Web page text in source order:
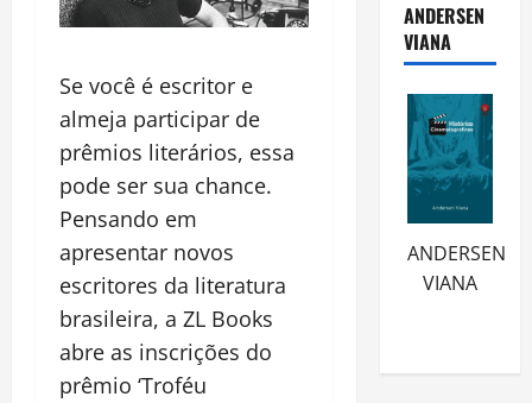
Se você é escritor e
almeja participar de
prêmios literários, essa
pode ser sua chance.
Pensando em
apresentar novos
escritores da literatura
brasileira, a ZL Books
abre as inscrições do
prêmio ‘Troféu
ANDERSEN
VIANA
ANDERSEN
VIANA